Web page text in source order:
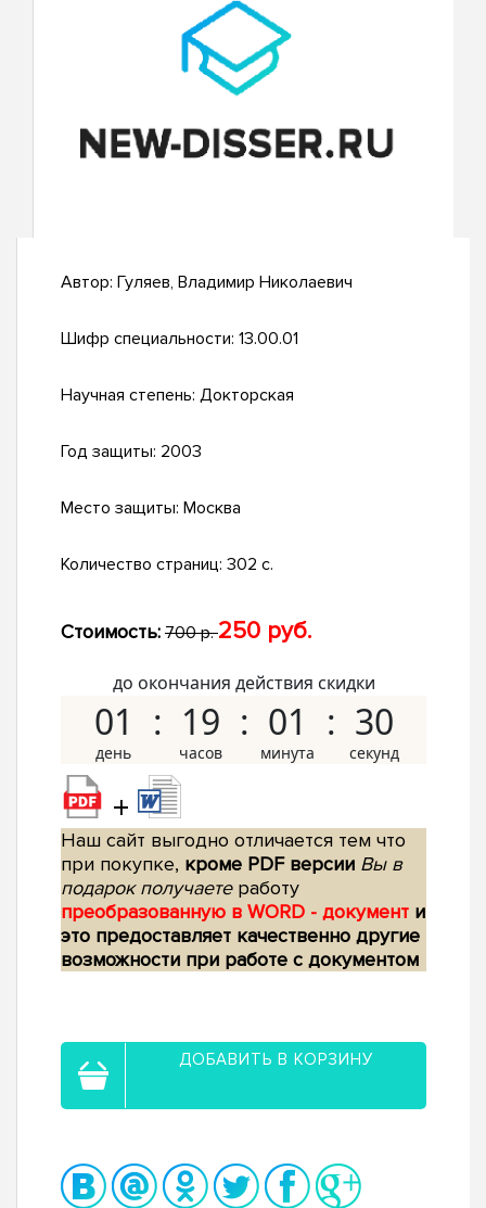
Автор: Гуляев, Владимир Николаевич
Шифр специальности: 13.00.01
Научная степень: Докторская
Год защиты: 2003
Место защиты: Москва
Количество страниц: 302 с.
Стоимость: 700 р.250 руб.
до окончания действия скидки
01 19 01 29
+
Наш сайт выгодно отличается тем что
при покупке, кроме PDF версии Вы в
подарок получаетеработу
преобразованную в WORD - документ и
это предоставляет качественно другие
возможности при работе с документом
ДОБАВИТЬ В КОРЗИНУ